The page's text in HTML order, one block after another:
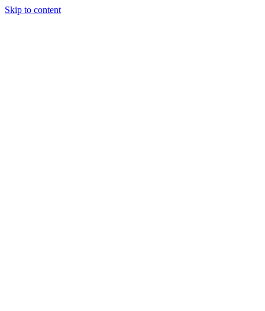
Skip to content